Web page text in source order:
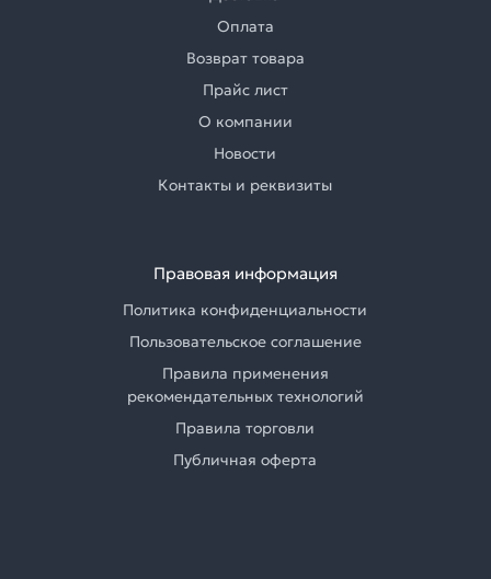
Оплата
Возврат товара
Прайс лист
О компании
Новости
Контакты и реквизиты
Правовая информация
Политика конфиденциальности
Пользовательское соглашение
Правила применения
рекомендательных технологий
Правила торговли
Публичная оферта